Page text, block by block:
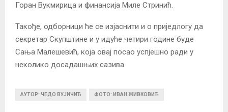
Горан Вукмирица и финансија Миле Стринић.
Такође, одборници ће се изјаснити и о приједлогу да
секретар Скупштине и у идуће четири године буде
Сања Малешевић, која овај посао успјешно ради у
неколико досадашњих сазива.
АУТОР: ЧЕДО ВУЈИЧИЋ ФОТО: ИВАН ЖИВКОВИЋ